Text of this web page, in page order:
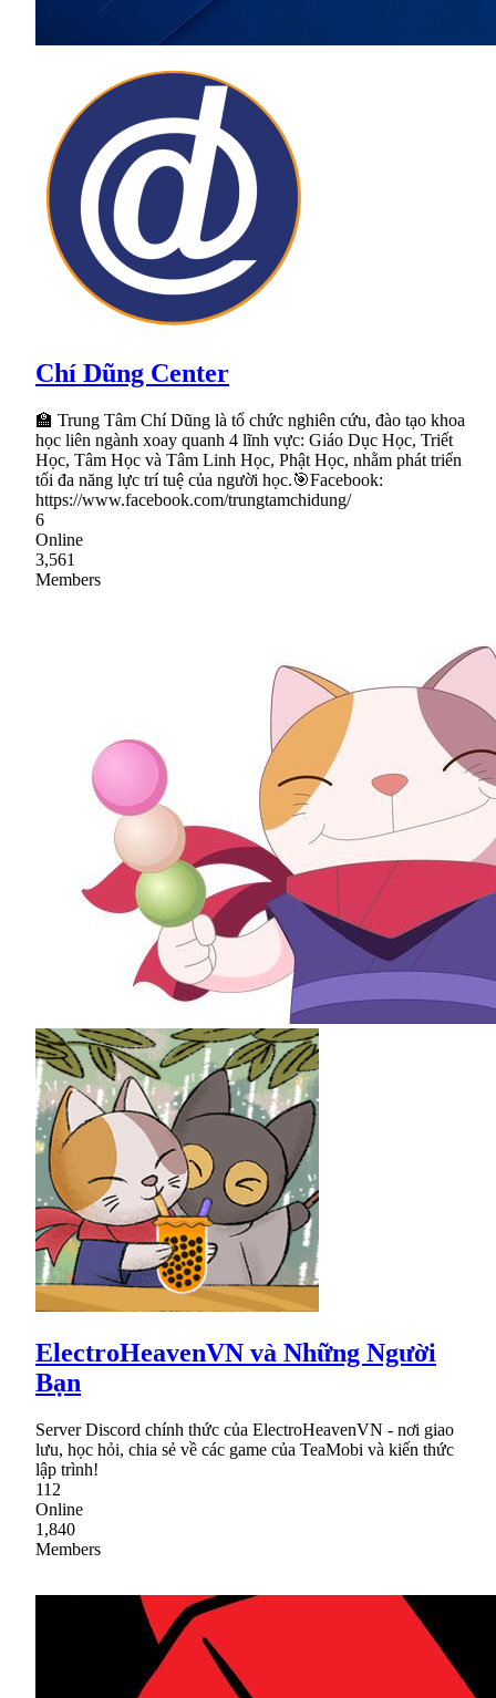
Chí Dũng Center
🏫 Trung Tâm Chí Dũng là tổ chức nghiên cứu, đào tạo khoa
học liên ngành xoay quanh 4 lĩnh vực: Giáo Dục Học, Triết
Học, Tâm Học và Tâm Linh Học, Phật Học, nhằm phát triển
tối đa năng lực trí tuệ của người học.🎯Facebook:
https://www.facebook.com/trungtamchidung/
6
Online
3,561
Members
ElectroHeavenVN và Những Người
Bạn
Server Discord chính thức của ElectroHeavenVN - nơi giao
lưu, học hỏi, chia sẻ về các game của TeaMobi và kiến thức
lập trình!
112
Online
1,840
Members